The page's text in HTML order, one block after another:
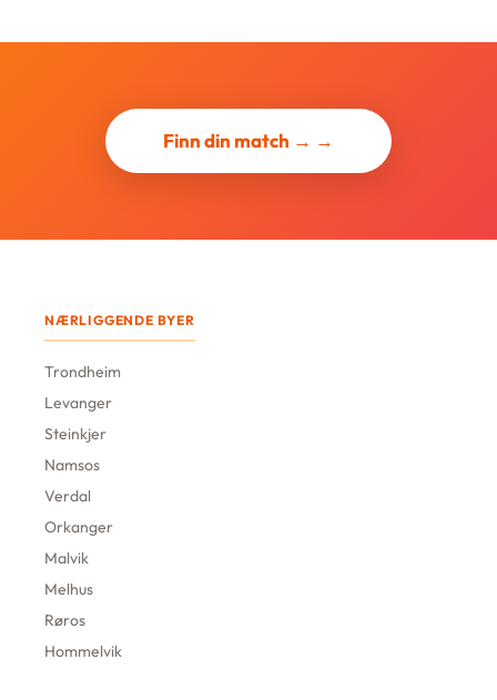
Finn din match → →
NÆRLIGGENDE BYER
Trondheim
Levanger
Steinkjer
Namsos
Verdal
Orkanger
Malvik
Melhus
Røros
Hommelvik